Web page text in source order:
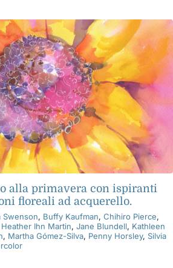
alla primavera con ispiranti
floreali ad acquerello.
Swenson, Buffy Kaufman, Chihiro Pierce,
Heather Ihn Martin, Jane Blundell, Kathleen
, Martha Gómez-Silva, Penny Horsley, Silvia